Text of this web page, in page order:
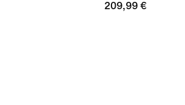
209,99
209,99 €